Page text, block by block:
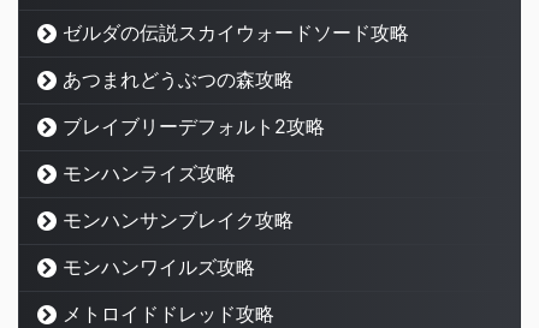
ゼルダの伝説スカイウォードソード攻略
あつまれどうぶつの森攻略
ブレイブリーデフォルト2攻略
モンハンライズ攻略
モンハンサンブレイク攻略
モンハンワイルズ攻略
メトロイドドレッド攻略